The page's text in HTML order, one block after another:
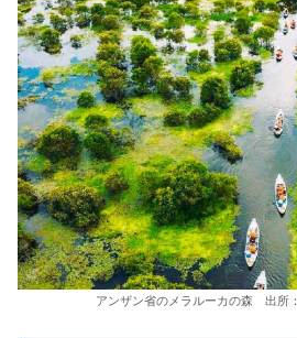
アンザン省のメラルーカの森 出所：